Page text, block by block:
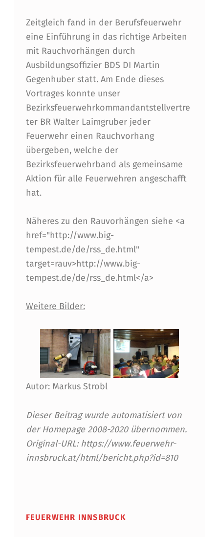
A
Z
U
J
E
E
I
N
R
A
U
C
H
V
O
R
H
Zeitgleich fand in der Berufsfeuerwehr
eine Einführung in das richtige Arbeiten
mit Rauchvorhängen durch
Ausbildungsoffizier BDS DI Martin
Gegenhuber statt. Am Ende dieses
Vortrages konnte unser
Bezirksfeuerwehrkommandantstellvertre
ter BR Walter Laimgruber jeder
Feuerwehr einen Rauchvorhang
übergeben, welche der
Bezirksfeuerwehrband als gemeinsame
Aktion für alle Feuerwehren angeschafft
hat.
Näheres zu den Rauvorhängen siehe <a
href="http://www.big-
tempest.de/de/rss_de.html"
target=rauv>http://www.big-
tempest.de/de/rss_de.html</a>
Weitere Bilder:
Autor: Markus Strobl
Dieser Beitrag wurde automatisiert von
der Homepage 2008-2020 übernommen.
Original-URL: https://www.feuerwehr-
innsbruck.at/html/bericht.php?id=810
FEUERWEHR INNSBRUCK